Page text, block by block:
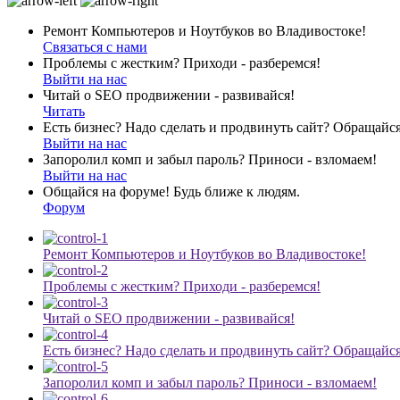
Ремонт Компьютеров и Ноутбуков во Владивостоке!
Связаться с нами
Проблемы с жестким? Приходи - разберемся!
Выйти на нас
Читай о SEO продвижении - развивайся!
Читать
Есть бизнес? Надо сделать и продвинуть сайт?
Выйти на нас
Запоролил комп и забыл пароль? Приноси - взломаем!
Выйти на нас
Общайся на форуме! Будь ближе к людям.
Форум
Ремонт Компьютеров и Ноутбуков во Владивостоке!
Проблемы с жестким? Приходи - разберемся!
Читай о SEO продвижении - развивайся!
Есть бизнес? Надо сделать и продвинуть сайт?
Запоролил комп и забыл пароль? Приноси - взломаем!